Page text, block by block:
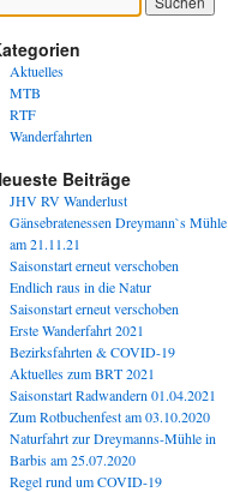
Aktuelles
MTB
RTF
Wanderfahrten
Beiträge
JHV RV Wanderlust
Gänsebratenessen Dreymann`s Mühle
am 21.11.21
Saisonstart erneut verschoben
Endlich raus in die Natur
Saisonstart erneut verschoben
Erste Wanderfahrt 2021
Bezirksfahrten & COVID-19
Aktuelles zum BRT 2021
Saisonstart Radwandern 01.04.2021
Zum Rotbuchenfest am 03.10.2020
Naturfahrt zur Dreymanns-Mühle in
Barbis am 25.07.2020
Regel rund um COVID-19